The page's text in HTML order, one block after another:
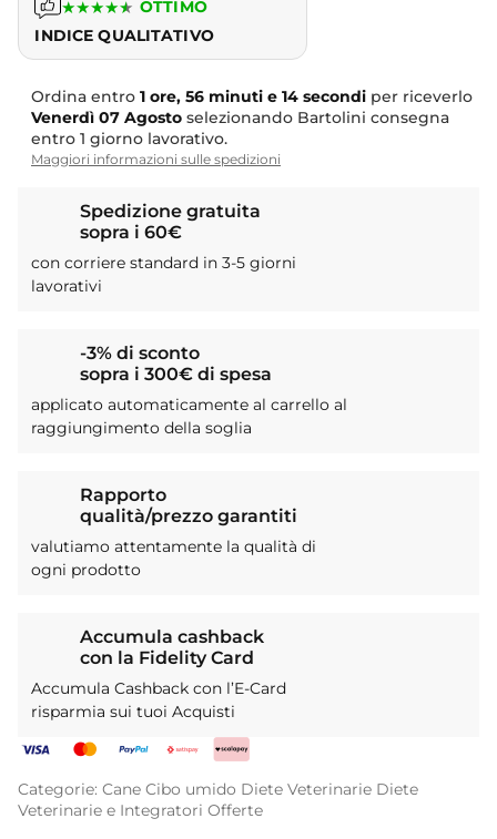
★★★★★ OTTIMO
INDICE QUALITATIVO
Ordina entro 1 ore, 56 minuti e 14 secondi per riceverlo
Venerdì 07 Agosto selezionando Bartolini consegna
entro 1 giorno lavorativo.
Maggiori informazioni sulle spedizioni
Spedizione gratuita
sopra i 60€
con corriere standard in 3-5 giorni
lavorativi
-3% di sconto
sopra i 300€ di spesa
applicato automaticamente al carrello al
raggiungimento della soglia
Rapporto
qualità/prezzo garantiti
valutiamo attentamente la qualità di
ogni prodotto
Accumula cashback
con la Fidelity Card
Accumula Cashback con l’E-Card
risparmia sui tuoi Acquisti
Categorie: Cane Cibo umido Diete Veterinarie Diete
Veterinarie e Integratori Offerte